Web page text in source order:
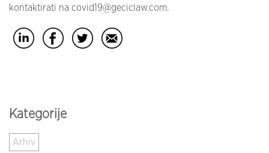
kontaktirati na covid19@geciclaw.com.
Kategorije
Arhiv